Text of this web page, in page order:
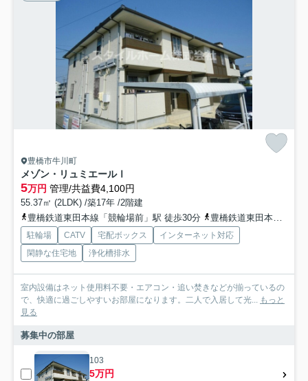
豊橋市牛川町
メゾン・リュミエールⅠ
5万円 管理/共益費4,100円
55.37㎡ (2LDK) /築17年 /2階建
豊橋鉄道東田本線「競輪場前」駅 徒歩30分
豊橋鉄道東田本線「東田」駅 徒歩31分
駐輪場 CATV 宅配ボックス
インターネット対応
閑静な住宅地
浄化槽排水
室内設備はネット使用料不要・エアコン・追い焚きなどが揃っているの
で、快適に過ごしやすいお部屋になります。二人で入居して光...
もっと
見る
募集中の部屋
103
5万円